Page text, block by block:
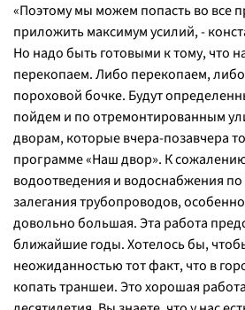
«Поэтому мы можем попасть во все
приложить максимум усилий, -
Но надо быть готовыми к тому, что
перекопаем. Либо перекопаем,
пороховой бочке. Будут
пойдем и по отремонтированным
дворам, которые вчера-позавчера
программе «Наш двор». К
водоотведения и водоснабжения по
залегания трубопроводов,
довольно большая. Эта работа
ближайшие годы. Хотелось бы,
неожиданностью тот факт, что в
копать траншеи. Это хорошая